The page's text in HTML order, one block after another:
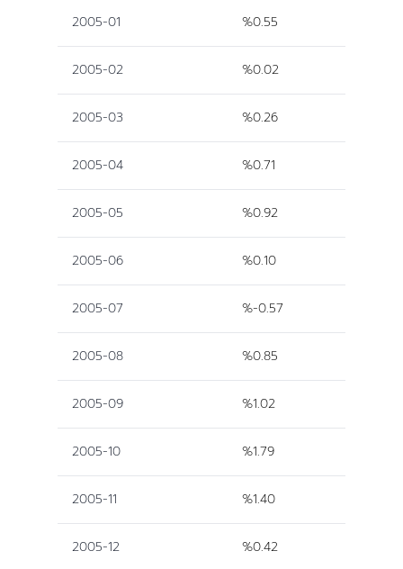
2005-01 %0.55
2005-02 %0.02
2005-03 %0.26
2005-04 %0.71
2005-05 %0.92
2005-06 %0.10
2005-07 %-0.57
2005-08 %0.85
2005-09 %1.02
2005-10 %1.79
2005-11 %1.40
2005-12 %0.42